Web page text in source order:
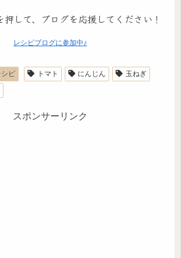
して、ブログを応援してください！
レシピブログに参加中♪
ピ トマト にんじん
玉ねぎ
スポンサーリンク